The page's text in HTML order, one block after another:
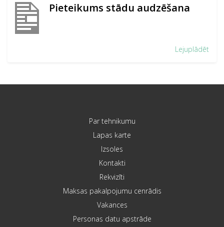
Pieteikums stādu audzēšana
Lejuplādēt
Par tehnikumu
Lapas karte
Izsoles
Kontakti
Rekvizīti
Maksas pakalpojumu cenrādis
Vakances
Personas datu apstrāde